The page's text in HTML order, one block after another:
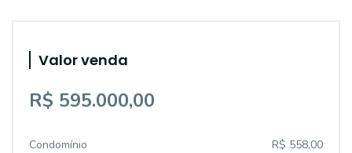
Valor venda
R$ 595.000,00
Condomínio R$ 558,00